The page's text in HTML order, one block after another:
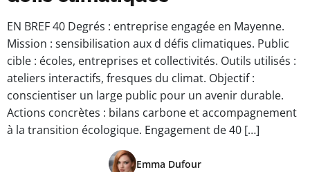
EN BREF 40 Degrés : entreprise engagée en Mayenne.
Mission : sensibilisation aux d défis climatiques. Public
cible : écoles, entreprises et collectivités. Outils utilisés :
ateliers interactifs, fresques du climat. Objectif :
conscientiser un large public pour un avenir durable.
Actions concrètes : bilans carbone et accompagnement
à la transition écologique. Engagement de 40 […]
Emma Dufour